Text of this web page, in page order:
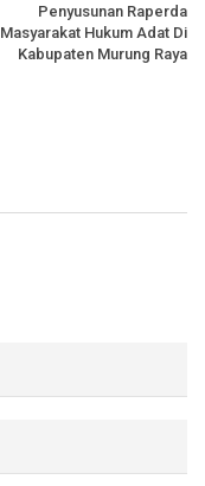
Penyusunan Raperda
Masyarakat Hukum Adat Di
Kabupaten Murung Raya